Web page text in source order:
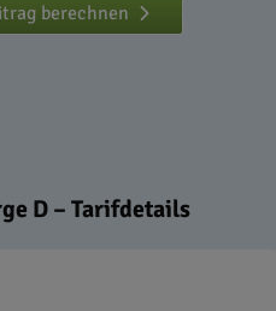
berechnen
D – Tarifdetails